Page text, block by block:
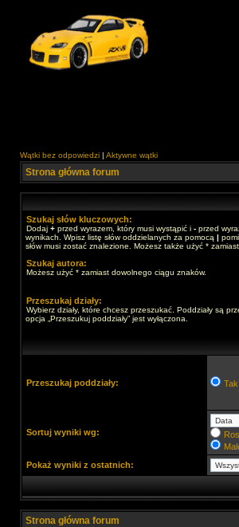
Wątki bez odpowiedzi | Aktywne wątki
Strona główna forum
Szukaj słów kluczowych:
Dodaj + przed wyrazem, który musi wystąpić i - przed
wynikach. Wpisz listę słów oddzielanych za pomocą |
słów musi zostać znalezione. Możesz także użyć *
Szukaj autora:
Możesz użyć * zamiast dowolnego ciągu znaków.
Przeszukaj działy:
Wybierz działy, które chcesz przeszukać. Poddziały są
opcja „Przeszukuj poddziały” jest wyłączona.
Przeszukaj poddziały: Tak
Sortuj wyniki wg:
Pokaż wyniki z ostatnich:
Strona główna forum